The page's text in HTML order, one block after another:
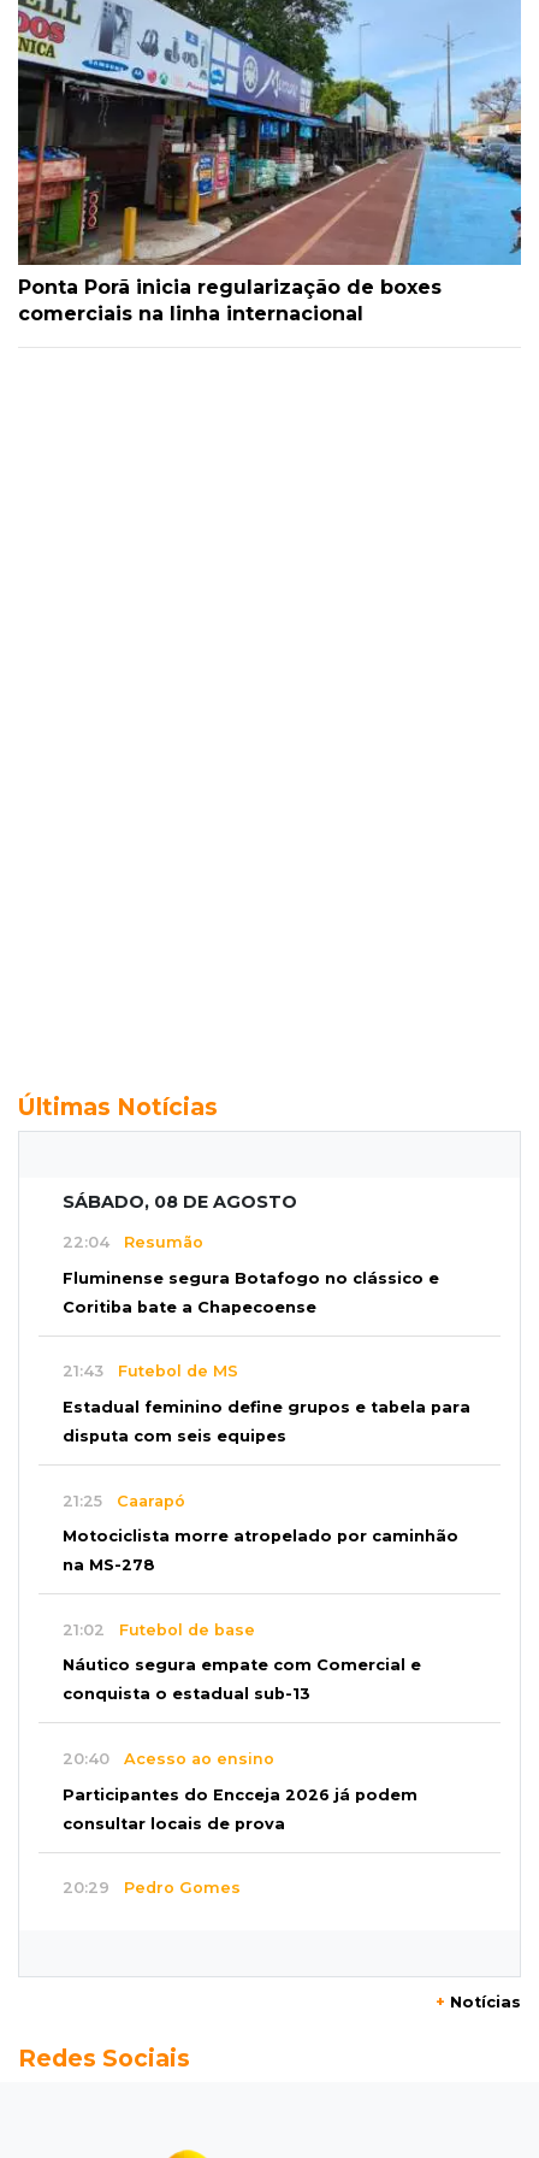
Ponta Porã inicia regularização de boxes
comerciais na linha internacional
Últimas Notícias
SÁBADO, 08 DE AGOSTO
22:04 Resumão
Fluminense segura Botafogo no clássico e
Coritiba bate a Chapecoense
21:43 Futebol de MS
Estadual feminino define grupos e tabela para
disputa com seis equipes
21:25 Caarapó
Motociclista morre atropelado por caminhão
na MS-278
21:02 Futebol de base
Náutico segura empate com Comercial e
conquista o estadual sub-13
20:40 Acesso ao ensino
Participantes do Encceja 2026 já podem
consultar locais de prova
20:29 Pedro Gomes
Pantanal treina em Goiânia antes de jogo que
Campeonato Brasileiro
+ Notícias
Redes Sociais